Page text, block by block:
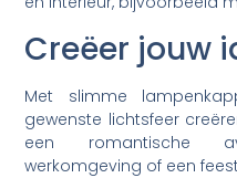
Creëer jouw
Met slimme
gewenste lichtsfeer
een romantische
werkomgeving of een